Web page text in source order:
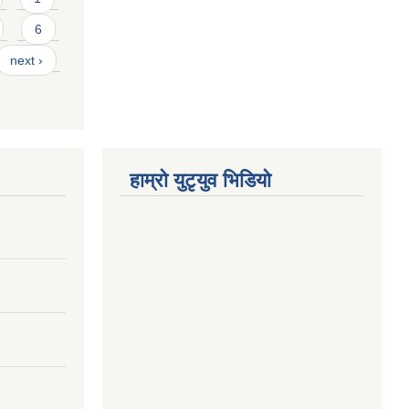
6
next ›
हाम्राे युटृयुव भिडियाे